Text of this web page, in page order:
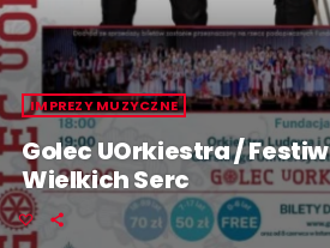
IMPREZY MUZYCZNE
Golec UOrkiestra /
Wielkich Serc